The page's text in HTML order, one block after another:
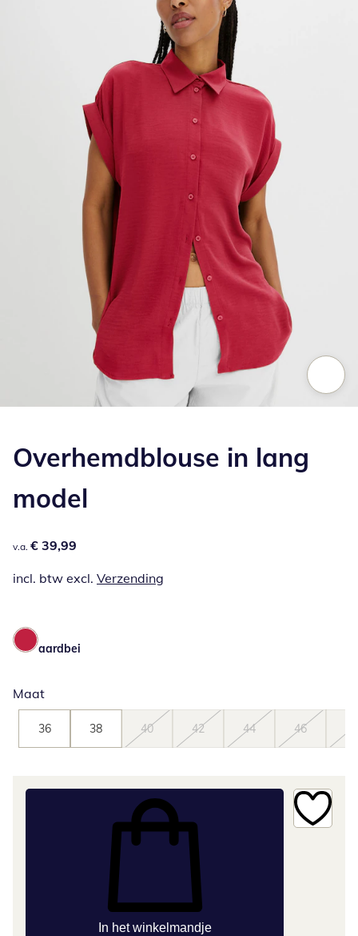
Overhemdblouse in lang
model
€ 39,99
v.a. € 39,99
incl. btw excl. Verzending
aardbei
Maat
36 38 40 42 44 46
In het winkelmandje